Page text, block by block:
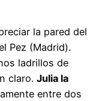
la pared del
Pez (Madrid).
ladrillos de
claro. Julia la
entre dos